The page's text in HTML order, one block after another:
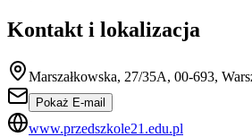
Kontakt i lokalizacja
Marszałkowska, 27/35A, 00-693,
Pokaż E-mail
www.przedszkole21.edu.pl